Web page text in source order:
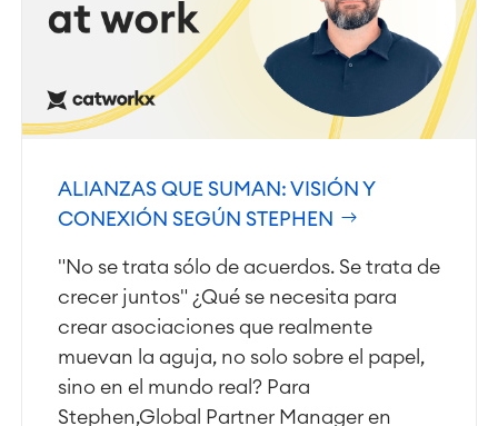
ALIANZAS QUE SUMAN: VISIÓN Y
CONEXIÓN SEGÚN STEPHEN
"No se trata sólo de acuerdos. Se trata de
crecer juntos" ¿Qué se necesita para
crear asociaciones que realmente
muevan la aguja, no solo sobre el papel,
sino en el mundo real? Para
Stephen,Global Partner Manager en